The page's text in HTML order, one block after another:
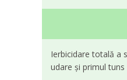
Ierbicidare totală a
udare și primul tuns